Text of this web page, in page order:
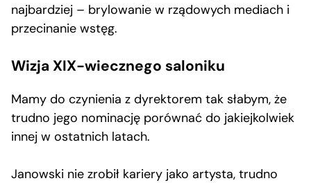
najbardziej – brylowanie w rządowych mediach i
przecinanie wstęg.
Wizja XIX-wiecznego saloniku
Mamy do czynienia z dyrektorem tak słabym, że
trudno jego nominację porównać do jakiejkolwiek
innej w ostatnich latach.
Janowski nie zrobił kariery jako artysta, trudno